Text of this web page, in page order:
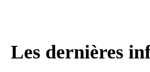
Les dernières